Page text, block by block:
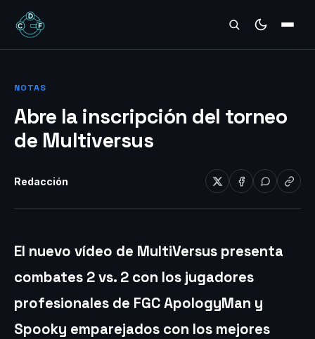
REVIEWS
NOTAS
Abre la inscripción del torneo
de Multiversus
Redacción
El nuevo vídeo de MultiVersus presenta
combates 2 vs. 2 con los jugadores
profesionales de FGC ApologyMan y
Spooky emparejados con los mejores